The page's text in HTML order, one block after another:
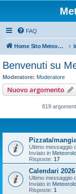
FAQ
Home Sito Meteopassione
Benvenuti su
Moderatore: Moderatore
Nuovo argomento
819
Pizzata/
Ultimo messaggio
Inviato in
Risposte: 17
Calendari
Ultimo messaggio
Inviato in
Risposte: 1